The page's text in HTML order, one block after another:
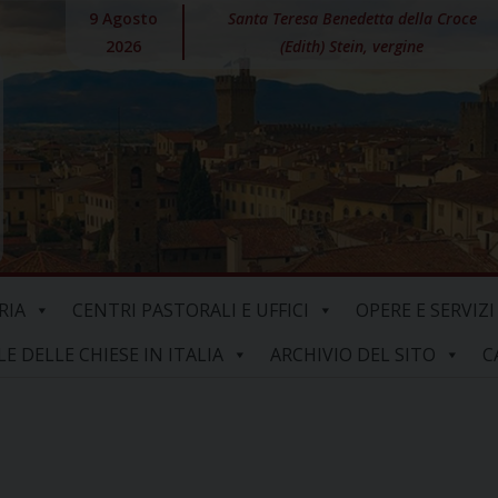
9 Agosto
2026
Santa Teresa Benedetta della Croce
(Edith) Stein, vergine
CENTRI PASTORALI E UFFICI
OPERE E SERVIZI
DELLE CHIESE IN ITALIA
ARCHIVIO DEL SITO